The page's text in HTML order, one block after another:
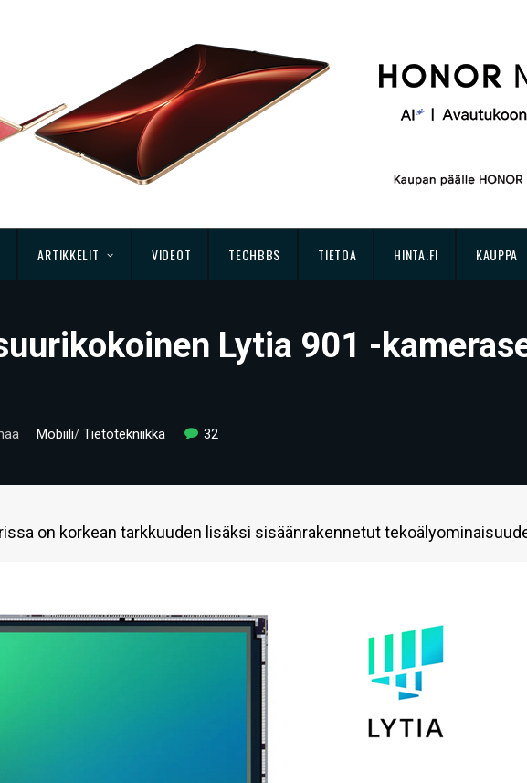
ARTIKKELIT VIDEOT TECHBBS TIETOA HINTA.FI KAUPPA
Lytia 901 -
Mobiili/ Tietotekniikka 32
on korkean tarkkuuden lisäksi sisäänrakennetut